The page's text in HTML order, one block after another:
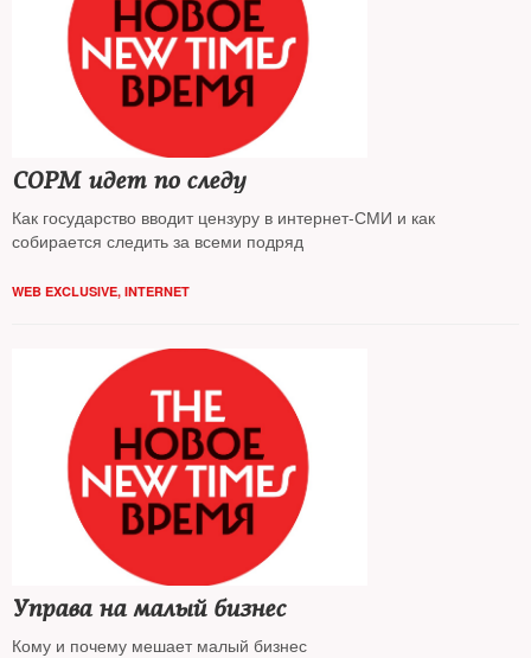
СОРМ идет по следу
Как государство вводит цензуру в интернет-СМИ и как
собирается следить за всеми подряд
WEB EXCLUSIVE, INTERNET
Управа на малый бизнес
Кому и почему мешает малый бизнес